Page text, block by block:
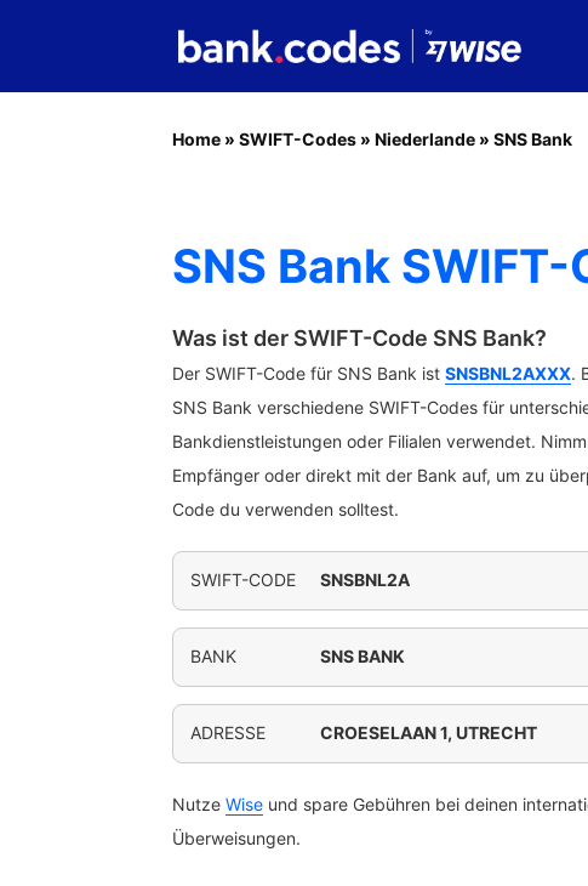
Home » SWIFT-Codes » Niederlande » SNS Bank
SNS Bank
Was ist der SWIFT-Code SNS Bank?
Der SWIFT-Code für SNS Bank ist SNSBNL2AXXX.
SNS Bank verschiedene SWIFT-Codes für
Bankdienstleistungen oder Filialen verwendet.
Empfänger oder direkt mit der Bank auf, um zu
Code du verwenden solltest.
SWIFT-CODE SNSBNL2A
BANK SNS BANK
ADRESSE CROESELAAN 1, UTRECHT
Nutze Wise und spare Gebühren bei deinen
Überweisungen.